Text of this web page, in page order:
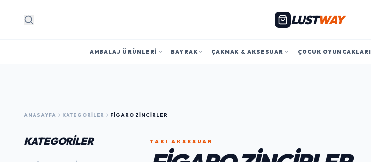
Arama LUSTWAY
AMBALAJ ÜRÜNLERI BAYRAK ÇAKMAK & AKSESUAR ÇOCUK OYUNCAKLARI
ANASAYFA KATEGORILER FIGARO ZINCIRLER
KATEGORİLER TAKI AKSESUAR